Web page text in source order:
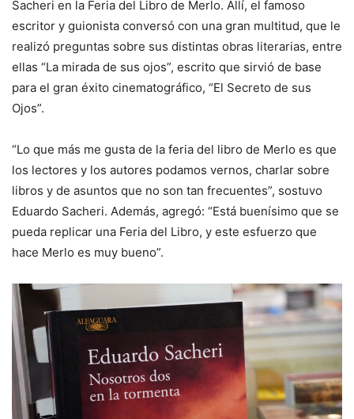
Sacheri en la Feria del Libro de Merlo. Allí, el famoso
escritor y guionista conversó con una gran multitud, que le
realizó preguntas sobre sus distintas obras literarias, entre
ellas “La mirada de sus ojos”, escrito que sirvió de base
para el gran éxito cinematográfico, “El Secreto de sus
Ojos”.
“Lo que más me gusta de la feria del libro de Merlo es que
los lectores y los autores podamos vernos, charlar sobre
libros y de asuntos que no son tan frecuentes”, sostuvo
Eduardo Sacheri. Además, agregó: “Está buenísimo que se
pueda replicar una Feria del Libro, y este esfuerzo que
hace Merlo es muy bueno”.